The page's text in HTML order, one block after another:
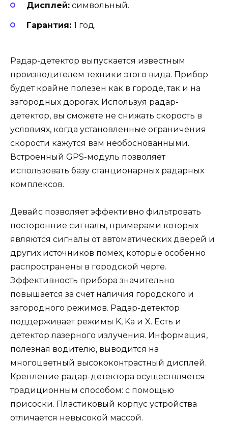
Дисплей: символьный.
Гарантия: 1 год.
Радар-детектор выпускается известным
производителем техники этого вида. Прибор
будет крайне полезен как в городе, так и на
загородных дорогах. Используя радар-
детектор, вы сможете не снижать скорость в
условиях, когда установленные ограничения
скорости кажутся вам необоснованными.
Встроенный GPS-модуль позволяет
использовать базу станционарных радарных
комплексов.
Девайс позволяет эффективно фильтровать
посторонние сигналы, примерами которых
являются сигналы от автоматических дверей и
других источников помех, которые особенно
распространены в городской черте.
Эффективность прибора значительно
повышается за счет наличия городского и
загородного режимов. Радар-детектор
поддерживает режимы K, Ka и X. Есть и
детектор лазерного излучения. Информация,
полезная водителю, выводится на
многоцветный высококонтрастный дисплей.
Крепление радар-детектора осуществляется
традиционным способом: с помощью
присоски. Пластиковый корпус устройства
отличается невысокой массой.